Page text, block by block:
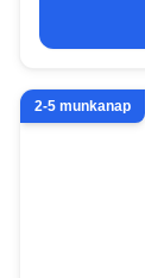
2-5 munkanap